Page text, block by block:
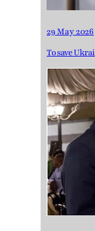
29 May 2026
To save